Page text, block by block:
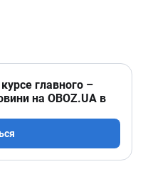
главного –
на OBOZ.UA в